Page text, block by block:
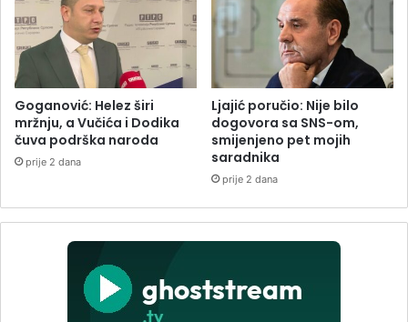
Goganović: Helez širi
mržnju, a Vučića i Dodika
čuva podrška naroda
prije 2 dana
Ljajić poručio: Nije bilo
dogovora sa SNS-om,
smijenjeno pet mojih
saradnika
prije 2 dana